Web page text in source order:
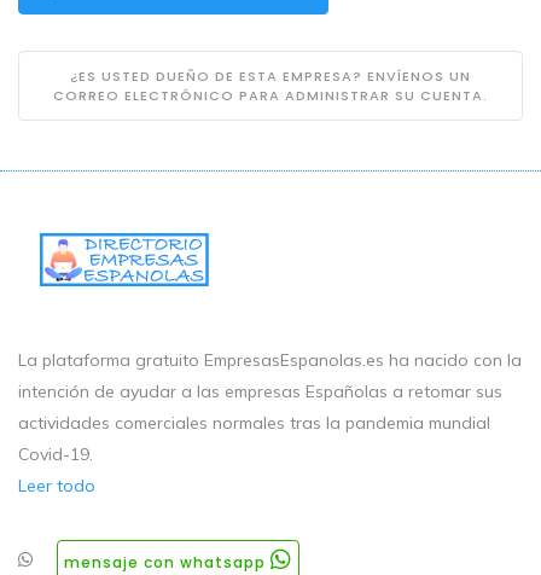
¿ES USTED DUEÑO DE ESTA EMPRESA? ENVÍENOS UN
CORREO ELECTRÓNICO PARA ADMINISTRAR SU CUENTA.
La plataforma gratuito EmpresasEspanolas.es ha nacido con la
intención de ayudar a las empresas Españolas a retomar sus
actividades comerciales normales tras la pandemia mundial
Covid-19.
Leer todo
mensaje con whatsapp